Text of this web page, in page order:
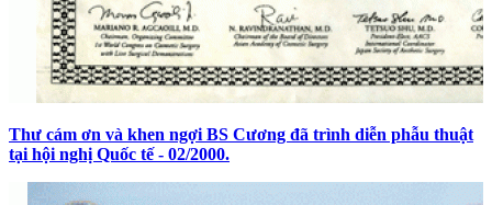
Thư cám ơn và khen ngợi BS Cương đã trình diễn phẫu thuật
tại hội nghị Quốc tế - 02/2000.